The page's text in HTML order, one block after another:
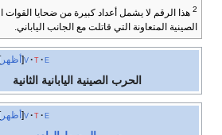
2 هذا الرقم لا يشمل أعداد كبيرة من ضحايا القوات
الصينية المتعاونة التي قاتلت مع الجانب الياباني.
أظهر v t e
الحرب الصينية اليابانية الثانية
أظهر v t e